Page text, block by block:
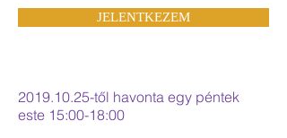
JELENTKEZEM
2019.10.25-től havonta egy péntek
este 15:00-18:00